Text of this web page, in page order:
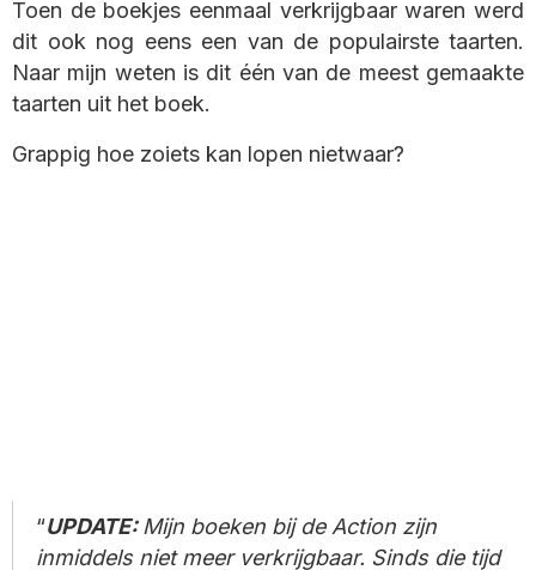
Toen de boekjes eenmaal verkrijgbaar waren werd
dit ook nog eens een van de populairste taarten.
Naar mijn weten is dit één van de meest gemaakte
taarten uit het boek.
Grappig hoe zoiets kan lopen nietwaar?
UPDATE:Mijn boeken bij de Action zijn
inmiddels niet meer verkrijgbaar. Sinds die tijd